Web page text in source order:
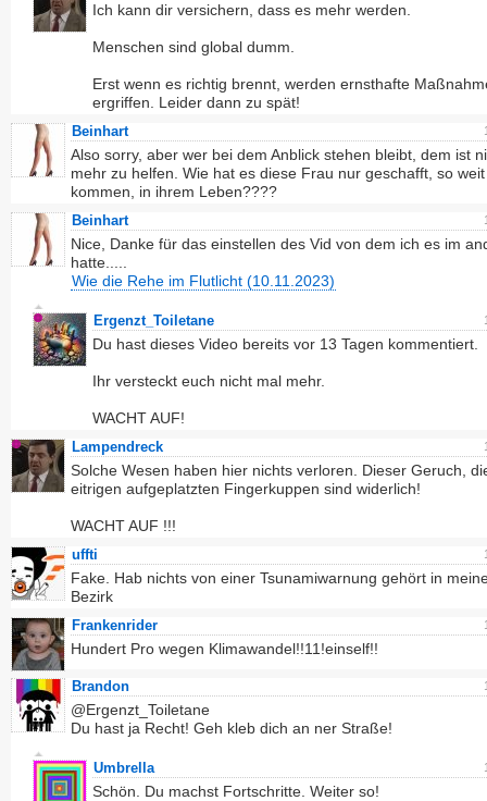
Ich kann dir versichern, dass es mehr werden.
Menschen sind global dumm.
Erst wenn es richtig brennt, werden ernsthafte
ergriffen. Leider dann zu spät!
Beinhart
Also sorry, aber wer bei dem Anblick stehen bleibt, dem ist
mehr zu helfen. Wie hat es diese Frau nur geschafft, so
kommen, in ihrem Leben????
Beinhart
Nice, Danke für das einstellen des Vid von dem ich es im
hatte.....
Wie die Rehe im Flutlicht (10.11.2023)
Ergenzt_Toiletane
Du hast dieses Video bereits vor 13 Tagen kommentiert.
Ihr versteckt euch nicht mal mehr.
WACHT AUF!
Lampendreck
Solche Wesen haben hier nichts verloren. Dieser Geruch,
eitrigen aufgeplatzten Fingerkuppen sind widerlich!
WACHT AUF !!!
uffti
Fake. Hab nichts von einer Tsunamiwarnung gehört in
Bezirk
Frankenrider
Hundert Pro wegen Klimawandel!!11!einself!!
Brandon
@Ergenzt_Toiletane
Du hast ja Recht! Geh kleb dich an ner Straße!
Umbrella
Schön. Du machst Fortschritte. Weiter so!